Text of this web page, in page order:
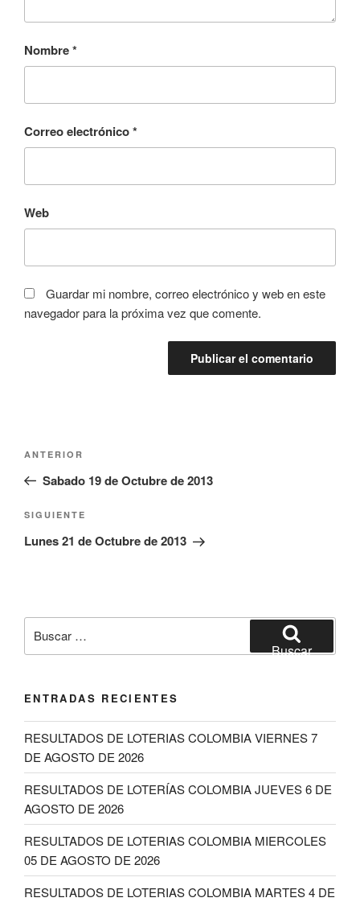
Nombre*
Correo electrónico*
Web
Guardar mi nombre, correo electrónico y web en este
navegador para la próxima vez que comente.
entradas
Entrada
anterior:
ANTERIOR
Sabado 19 de Octubre de 2013
Siguiente
entrada
SIGUIENTE
Lunes 21 de Octubre de 2013
por:
Buscar
ENTRADAS RECIENTES
RESULTADOS DE LOTERIAS COLOMBIA VIERNES 7
DE AGOSTO DE 2026
RESULTADOS DE LOTERÍAS COLOMBIA JUEVES 6 DE
AGOSTO DE 2026
RESULTADOS DE LOTERIAS COLOMBIA MIERCOLES
05 DE AGOSTO DE 2026
RESULTADOS DE LOTERIAS COLOMBIA MARTES 4 DE